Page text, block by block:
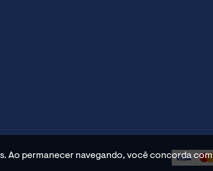
Ao permanecer navegando, você concorda com